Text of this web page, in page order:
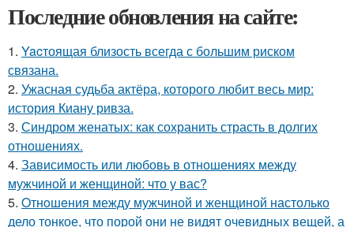
Последние обновления на сайте:
1. Yacтоящая близость всегда с большим риском
связана.
2. Ужасная судьба актёра, которого любит весь мир:
история Киану ривза.
3. Синдром женатых: как сохранить страсть в долгих
отношениях.
4. Зависимость или любовь в отношениях между
мужчиной и женщиной: что у вас?
5. Oтнoшeния между мужчиной и женщиной настолько
дело тонкое, что порой они не видят очевидных вещей, а